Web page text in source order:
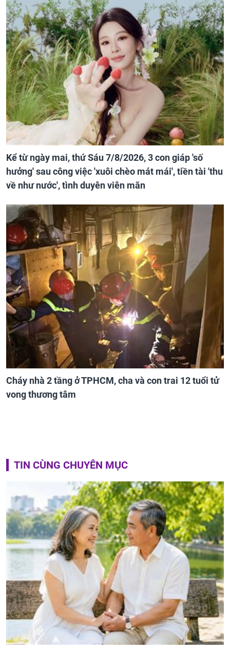
Kể từ ngày mai, thứ Sáu 7/8/2026, 3 con giáp 'số
hưởng' sau công việc 'xuôi chèo mát mái', tiền tài 'thu
về như nước', tình duyên viên mãn
Cháy nhà 2 tầng ở TPHCM, cha và con trai 12 tuổi tử
vong thương tâm
TIN CÙNG CHUYÊN MỤC